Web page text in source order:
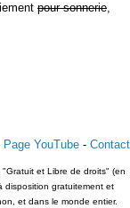
pour sonnerie,
Page YouTube- Contact
et Libre de droits" (en
disposition gratuitement et
et dans le monde entier.